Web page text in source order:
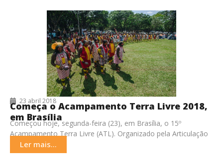
23 abril 2018
Começa o Acampamento Terra Livre 2018,
em Brasília
Começou hoje, segunda-feira (23), em Brasília, o 15º
Acampamento Terra Livre (ATL). Organizado pela Articulação
dos Povos Indígenas do Brasil (Apib), o ATL reúne
Ler mais...